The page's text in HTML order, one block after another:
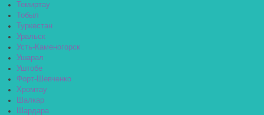
Темиртау
Тобыл
Туркестан
Уральск
Усть-Каменогорск
Ушарал
Уштобе
Форт-Шевченко
Хромтау
Шалкар
Шардара